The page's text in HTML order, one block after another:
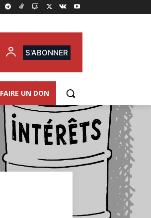
S'ABONNER
FAIRE UN DON